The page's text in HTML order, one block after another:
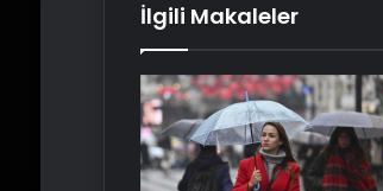
İlgili Makaleler